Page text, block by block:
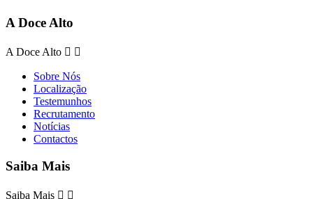
A Doce Alto
A Doce Alto  
Sobre Nós
Localização
Testemunhos
Recrutamento
Notícias
Contactos
Saiba Mais
Saiba Mais  